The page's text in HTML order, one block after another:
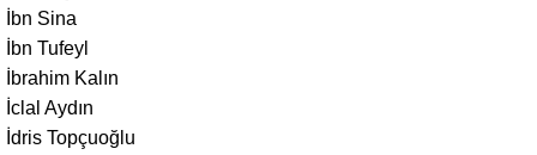
İbn Sina
İbn Tufeyl
İbrahim Kalın
İclal Aydın
İdris Topçuoğlu